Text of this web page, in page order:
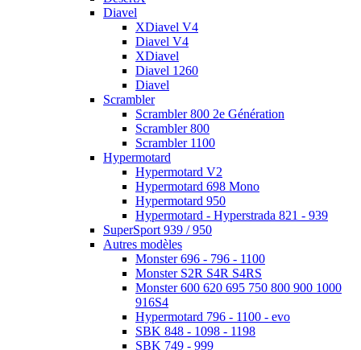
Diavel
XDiavel V4
Diavel V4
XDiavel
Diavel 1260
Diavel
Scrambler
Scrambler 800 2e Génération
Scrambler 800
Scrambler 1100
Hypermotard
Hypermotard V2
Hypermotard 698 Mono
Hypermotard 950
Hypermotard - Hyperstrada 821 - 939
SuperSport 939 / 950
Autres modèles
Monster 696 - 796 - 1100
Monster S2R S4R S4RS
Monster 600 620 695 750 800 900 1000
916S4
Hypermotard 796 - 1100 - evo
SBK 848 - 1098 - 1198
SBK 749 - 999